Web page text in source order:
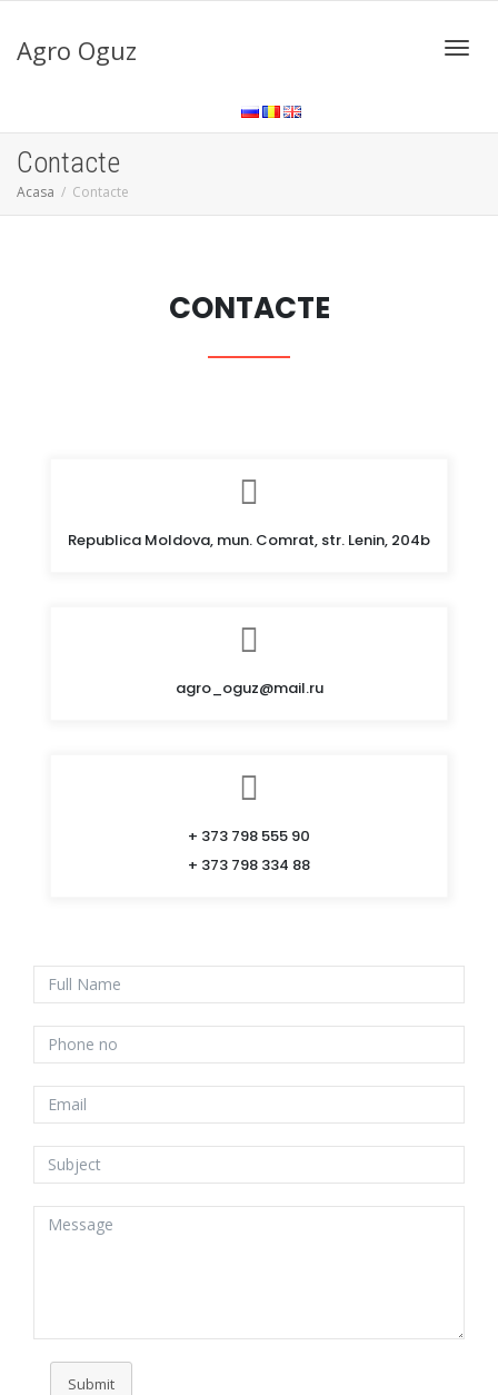
Agro Oguz
Contacte
Acasa Contacte
CONTACTE
Republica Moldova, mun. Comrat, str. Lenin, 204b
agro_oguz@mail.ru
+ 373 798 555 90
+ 373 798 334 88
Submit